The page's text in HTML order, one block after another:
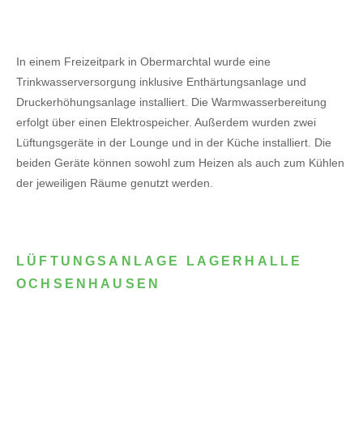
In einem Freizeitpark in Obermarchtal wurde eine
Trinkwasserversorgung inklusive Enthärtungsanlage und
Druckerhöhungsanlage installiert. Die Warmwasserbereitung
erfolgt über einen Elektrospeicher. Außerdem wurden zwei
Lüftungsgeräte in der Lounge und in der Küche installiert. Die
beiden Geräte können sowohl zum Heizen als auch zum Kühlen
der jeweiligen Räume genutzt werden.
LÜFTUNGSANLAGE LAGERHALLE
OCHSENHAUSEN